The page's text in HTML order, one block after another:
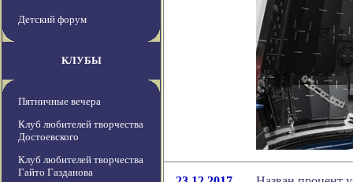
Детский форум
КЛУБЫ
Пятничные вечера
Клуб любителей творчества
Достоевского
Клуб любителей творчества
Гайто Газданова